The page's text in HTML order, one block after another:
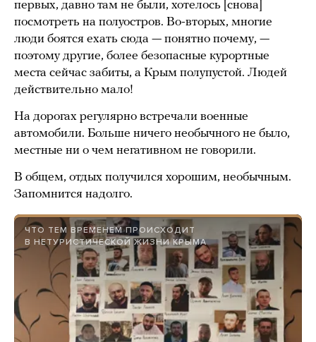
первых, давно там не были, хотелось [снова]
посмотреть на полуостров. Во-вторых, многие
люди боятся ехать сюда — понятно почему, —
поэтому другие, более безопасные курортные
места сейчас забиты, а Крым полупустой. Людей
действительно мало!
На дорогах регулярно встречали военные
автомобили. Больше ничего необычного не было,
местные ни о чем негативном не говорили.
В общем, отдых получился хорошим, необычным.
Запомнится надолго.
ЧТО ТЕМ ВРЕМЕНЕМ ПРОИСХОДИТ
В НЕТУРИСТИЧЕСКОЙ ЖИЗНИ КРЫМА